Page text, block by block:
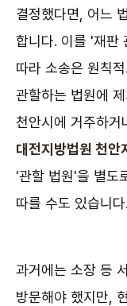
결정했다면, 어느
합니다. 이를 '재판
따라 소송은 원칙
관할하는 법원에
천안시에 거주하거
대전지방법원 천안
'관할 법원'을 별도
따를 수도 있습니다.
과거에는 소장 등
방문해야 했지만,